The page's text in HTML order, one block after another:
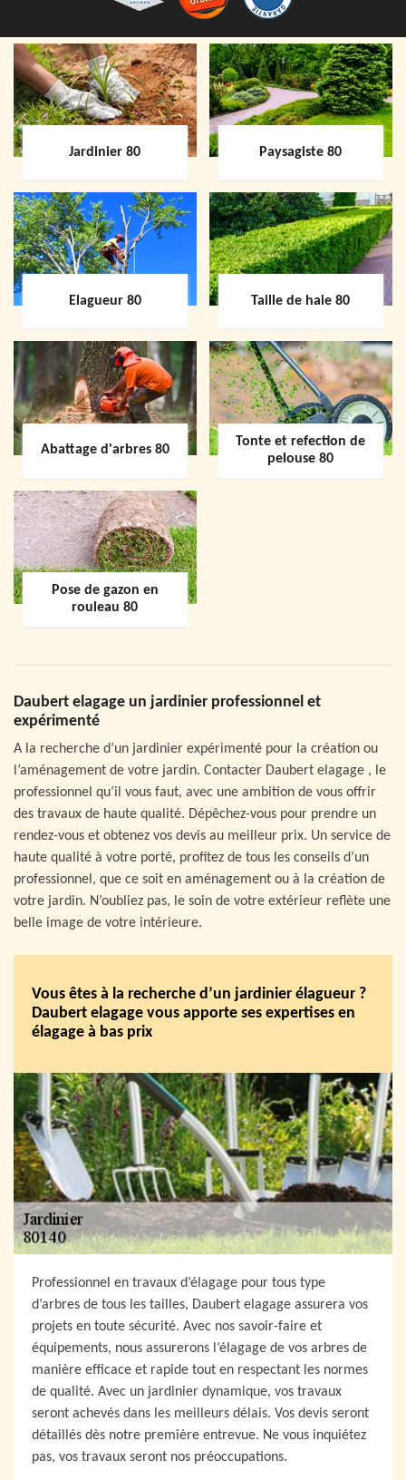
Jardinier 80 Paysagiste 80
Elagueur 80 Taille de haie 80
Abattage d'arbres 80
Tonte et refection de
pelouse 80
Pose de gazon en
rouleau 80
Daubert elagage un jardinier professionnel et
expérimenté
A la recherche d’un jardinier expérimenté pour la création ou
l’aménagement de votre jardin. Contacter Daubert elagage , le
professionnel qu’il vous faut, avec une ambition de vous offrir
des travaux de haute qualité. Dépêchez-vous pour prendre un
rendez-vous et obtenez vos devis au meilleur prix. Un service de
haute qualité à votre porté, profitez de tous les conseils d’un
professionnel, que ce soit en aménagement ou à la création de
votre jardin. N’oubliez pas, le soin de votre extérieur reflète une
belle image de votre intérieure.
Vous êtes à la recherche d’un jardinier élagueur ?
Daubert elagage vous apporte ses expertises en
élagage à bas prix
Professionnel en travaux d’élagage pour tous type
d’arbres de tous les tailles, Daubert elagage assurera vos
projets en toute sécurité. Avec nos savoir-faire et
équipements, nous assurerons l’élagage de vos arbres de
manière efficace et rapide tout en respectant les normes
de qualité. Avec un jardinier dynamique, vos travaux
seront achevés dans les meilleurs délais. Vos devis seront
détaillés dès notre première entrevue. Ne vous inquiétez
pas, vos travaux seront nos préoccupations.